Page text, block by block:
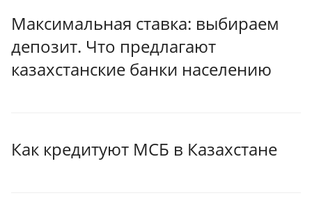
Максимальная ставка: выбираем
депозит. Что предлагают
казахстанские банки населению
Как кредитуют МСБ в Казахстане